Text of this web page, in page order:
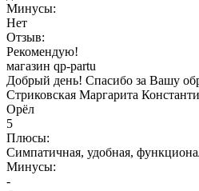
Минусы:
Нет
Отзыв:
Рекомендую!
магазин qp-partu
Добрый день! Спасибо за Вашу
Стриковская Маргарита
Орёл
5
Плюсы:
Симпатичная, удобная,
Минусы:
-